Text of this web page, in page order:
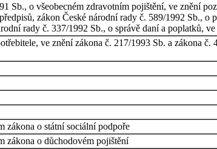
Sb., o všeobecném zdravotním pojištění, ve znění
zákon České národní rady č. 589/1992 Sb., o
rady č. 337/1992 Sb., o správě daní a poplatků,
ve znění zákona č. 217/1993 Sb. a zákona
zákona o státní sociální podpoře
zákona o důchodovém pojištění